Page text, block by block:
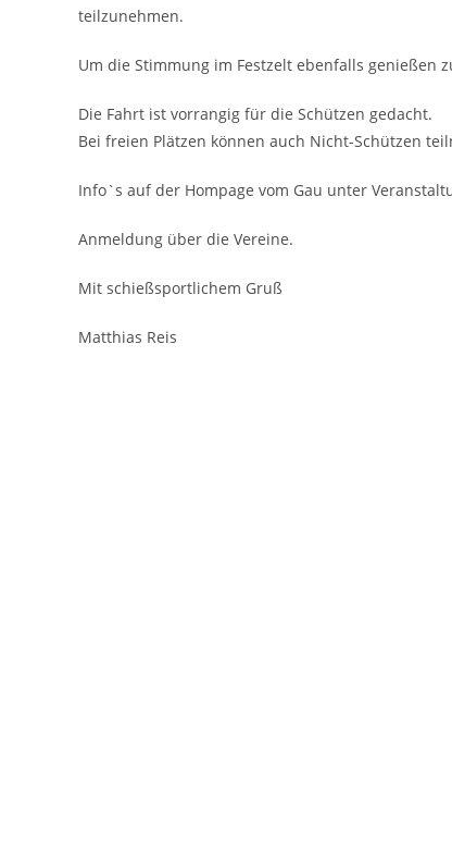
teilzunehmen.
Um die Stimmung im Festzelt ebenfalls genießen
Die Fahrt ist vorrangig für die Schützen gedacht.
Bei freien Plätzen können auch Nicht-Schützen
Info`s auf der Hompage vom Gau unter
Anmeldung über die Vereine.
Mit schießsportlichem Gruß
Matthias Reis